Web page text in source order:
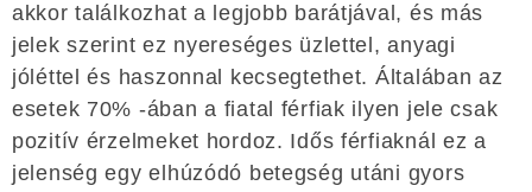
akkor találkozhat a legjobb barátjával, és más
jelek szerint ez nyereséges üzlettel, anyagi
jóléttel és haszonnal kecsegtethet. Általában az
esetek 70% -ában a fiatal férfiak ilyen jele csak
pozitív érzelmeket hordoz. Idős férfiaknál ez a
jelenség egy elhúzódó betegség utáni gyors